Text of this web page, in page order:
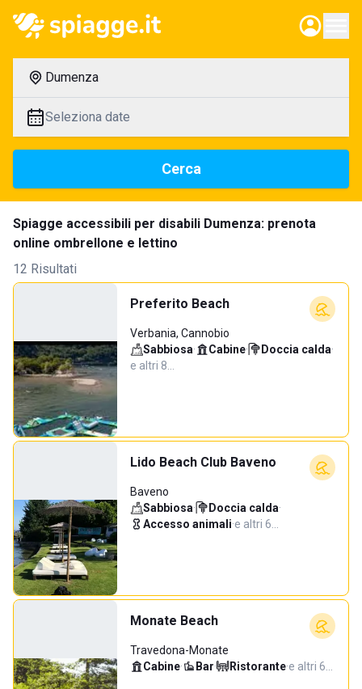
Dumenza
Seleziona date
Cerca
Spiagge accessibili per disabili Dumenza: prenota
online ombrellone e lettino
12 Risultati
Preferito Beach
Verbania, Cannobio
Sabbiosa· Cabine· Doccia calda·
e altri 8…
Lido Beach Club Baveno
Baveno
Sabbiosa· Doccia calda·
Accesso animali·e altri 6…
Monate Beach
Travedona-Monate
Cabine· Bar· Ristorante·e altri 6…